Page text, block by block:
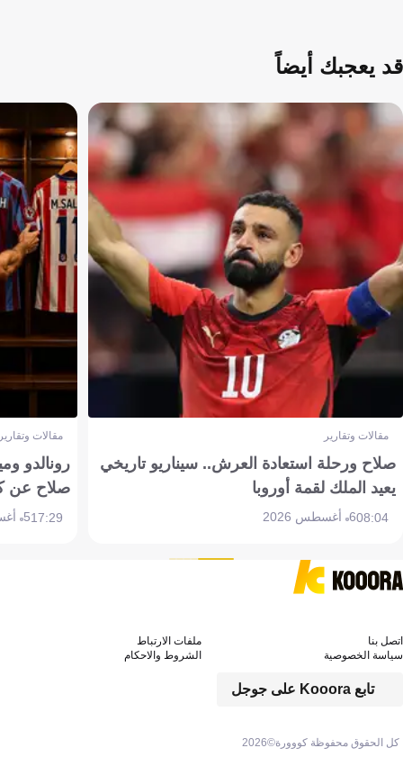
قد يعجبك أيضاً
مقالات وتقارير
صلاح ورحلة استعادة العرش.. سيناريو تاريخي
يعيد الملك لقمة أوروبا
08:046 أغسطس 2026
مقالات
رونالدو
صلاح عن
17:295 أغسطس 2026
كل الحقوق محفوظة كووورة©2026
تابع Kooora على جوجل
اتصل بنا
ملفات الارتباط
سياسة الخصوصية
الشروط والاحكام